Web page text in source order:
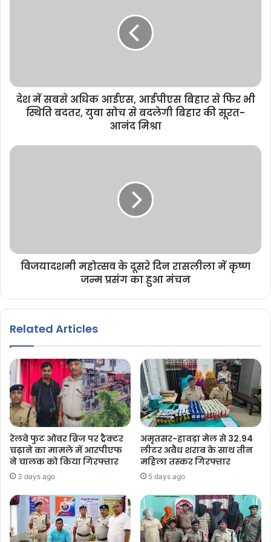
e
देश में सबसे अधिक आईएस, आईपीएस बिहार से फिर भी
स्थिति बदतर, युवा सोच से बदलेगी बिहार की सूरत-
आनंद मिश्रा
विजयादशमी महोत्सव के दूसरे दिन रासलीला में कृष्ण
जन्म प्रसंग का हुआ मंचन
Related Articles
रेलवे फुट ओवर ब्रिज पर ट्रैक्टर
चढ़ाने का मामले में आरपीएफ
ने चालक को किया गिरफ्तार
3 days ago
अमृतसर-हावड़ा मेल से 32.94
लीटर अवैध शराब के साथ तीन
महिला तस्कर गिरफ्तार
5 days ago